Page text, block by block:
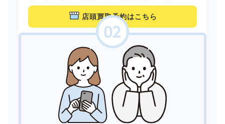
店頭買取予約はこちら